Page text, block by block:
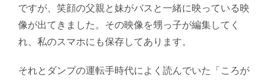
ですが、笑顔の父親と妹がバスと一緒に映っている映
像が出てきました。その映像を甥っ子が編集してく
れ、私のスマホにも保存してあります。
それとダンプの運転手時代によく読んでいた「ころが